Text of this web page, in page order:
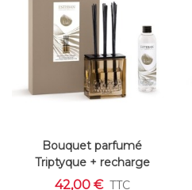
Bouquet parfumé
Triptyque + recharge
250ml Rêve Blanc Esteban
42,00 € TTC